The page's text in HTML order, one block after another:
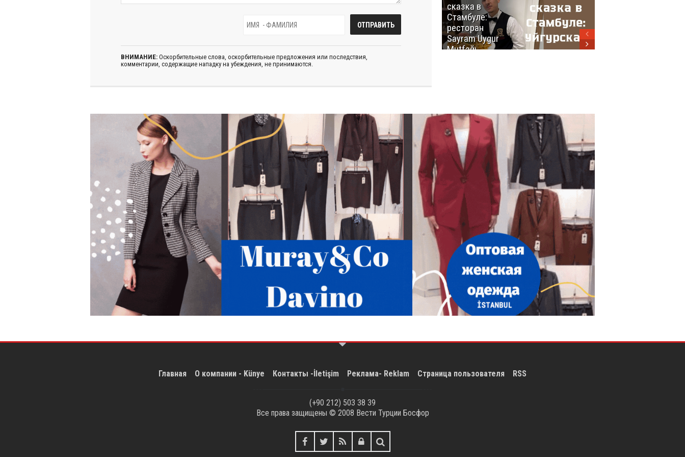
ВНИМАНИЕ: Оскорбительные слова, оскорбительные предложения или последствия,
комментарии, содержащие нападку на убеждения, не принимаются.
сказка в
Стамбуле:
ресторан
Sayram Uygur
Mutfağı
Главная О компании - Künye Контакты -İletişim Реклама- Reklam Страница пользователя RSS
(+90 212) 503 38 39
Все права защищены © 2008 Вести Турции Босфор